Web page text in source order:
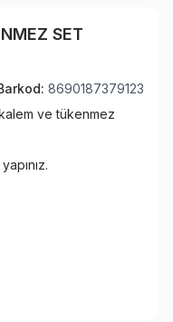
SET
8690187379123
ve tükenmez
yapınız.